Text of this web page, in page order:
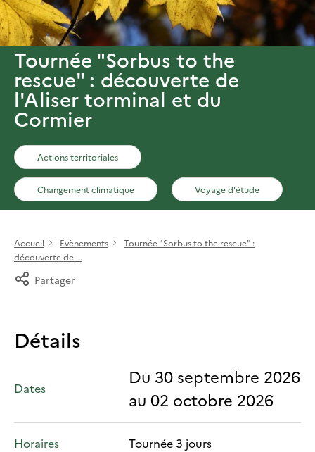
Tournée "Sorbus to the
rescue" : découverte de
l'Aliser torminal et du
Cormier
Actions territoriales
Changement climatique Voyage d'étude
Accueil Évènements
Tournée "Sorbus to the rescue" :
découverte de ...
Partager
Détails
Dates
Du 30 septembre 2026
au 02 octobre 2026
Horaires Tournée 3 jours